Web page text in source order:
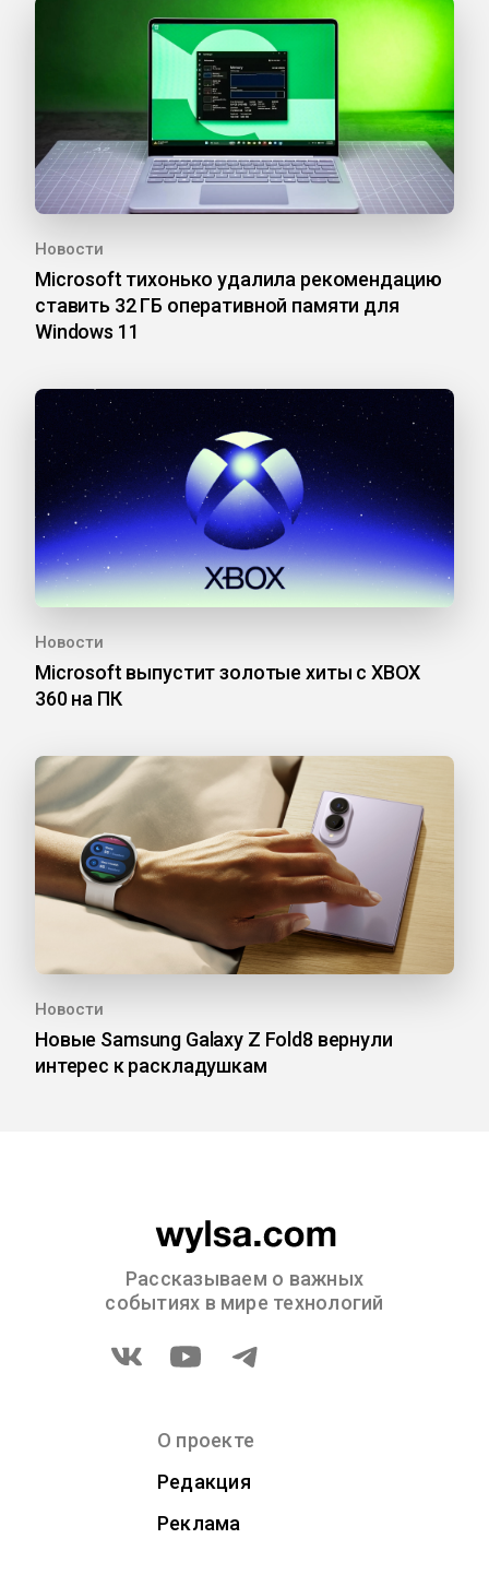
Новости
Microsoft тихонько удалила рекомендацию
ставить 32 ГБ оперативной памяти для
Windows 11
Новости
Microsoft выпустит золотые хиты с XBOX
360 на ПК
Новости
Новые Samsung Galaxy Z Fold8 вернули
интерес к раскладушкам
Рассказываем о важных
событиях в мире технологий
О проекте
Редакция
Реклама